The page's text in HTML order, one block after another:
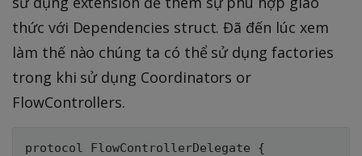
thức với Dependencies struct. Đã đến lúc xem
làm thế nào chúng ta có thể sử dụng factories
trong khi sử dụng Coordinators or
FlowControllers.
protocol FlowControllerDelegate {